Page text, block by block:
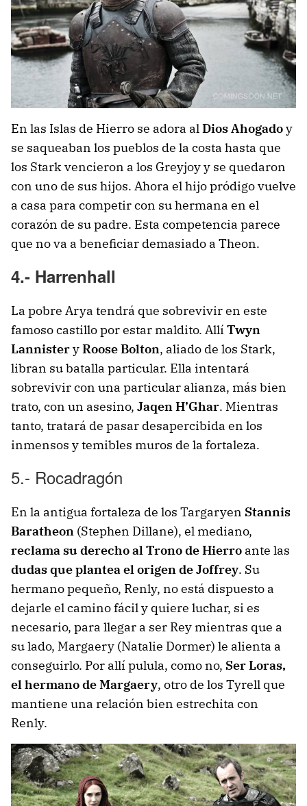
En las Islas de Hierro se adora alDios Ahogadoy
se saqueaban los pueblos de la costa hasta que
los Stark vencieron a los Greyjoy y se quedaron
con uno de sus hijos. Ahora el hijo pródigo vuelve
a casa para competir con su hermana en el
corazón de su padre. Esta competencia parece
que no va a beneficiar demasiado a Theon.
4.- Harrenhall
La pobre Arya tendrá que sobrevivir en este
famoso castillo por estar maldito. Allí Twyn
LannisteryRoose Bolton, aliado de los Stark,
libran su batalla particular. Ella intentará
sobrevivir con una particular alianza, más bien
trato, con un asesino, Jaqen H’Ghar. Mientras
tanto, tratará de pasar desapercibida en los
inmensos y temibles muros de la fortaleza.
5.- Rocadragón
En la antigua fortaleza de los Targaryen Stannis
Baratheon (Stephen Dillane), el mediano,
reclama su derecho al Trono de Hierro ante las
dudas que plantea el origen de Joffrey. Su
hermano pequeño, Renly, no está dispuesto a
dejarle el camino fácil y quiere luchar, si es
necesario, para llegar a ser Rey mientras que a
su lado, Margaery (Natalie Dormer) le alienta a
conseguirlo. Por allí pulula, como no, Ser Loras,
el hermano de Margaery, otro de los Tyrell que
mantiene una relación bien estrechita con
Renly.